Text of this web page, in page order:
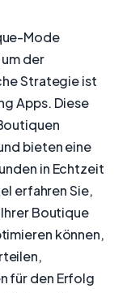
Mode
der
Strategie ist
Apps. Diese
bieten eine
in Echtzeit
erfahren Sie,
Boutique
können,
für den Erfolg